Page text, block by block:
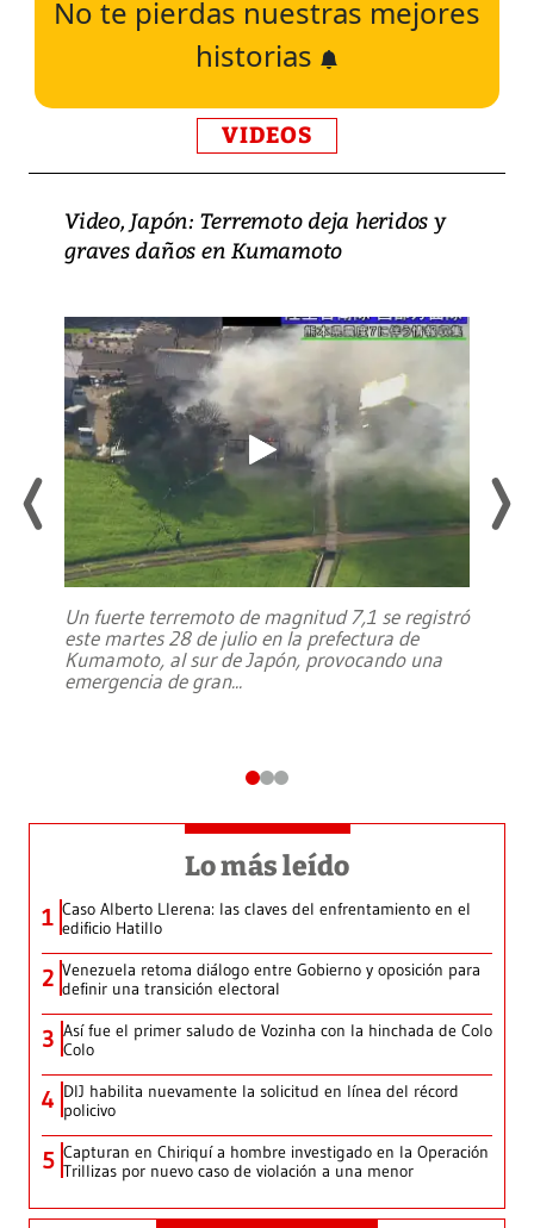
No te pierdas nuestras mejores
historias
VIDEOS
Video, Japón: Terremoto deja heridos y
graves daños en Kumamoto
Un fuerte terremoto de magnitud 7,1 se registró
este martes 28 de julio en la prefectura de
Kumamoto, al sur de Japón, provocando una
emergencia de gran...
Lo más leído
1 Caso Alberto Llerena: las claves del enfrentamiento en el
edificio Hatillo
2 Venezuela retoma diálogo entre Gobierno y oposición para
definir una transición electoral
3 Así fue el primer saludo de Vozinha con la hinchada de Colo
Colo
4 DIJ habilita nuevamente la solicitud en línea del récord
policivo
5 Capturan en Chiriquí a hombre investigado en la Operación
Trillizas por nuevo caso de violación a una menor